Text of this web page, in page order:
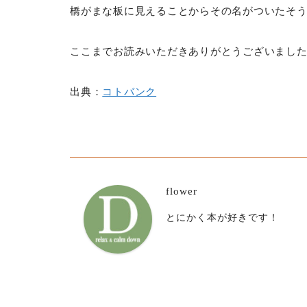
橋がまな板に見えることからその名がついたそう
ここまでお読みいただきありがとうございました
出典： コトバンク
flower
とにかく本が好きです！